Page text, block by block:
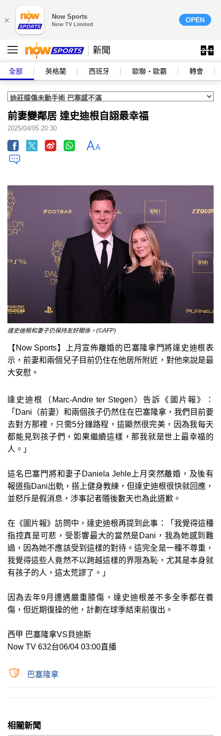
× Now Sports
Now TV Limited
OPEN
新聞
全部 英格蘭 西班牙 歐聯‧歐霸 轉會
前妻變鄰居 達史迪根自詡最幸福
2025/04/05 20:30
達史迪根和妻子仍保持友好關係。(©AFP)
【Now Sports】上月宣佈離婚的巴塞隆拿門將達史迪根表
示，前妻和兩個兒子目前仍住在他居所附近，對他來說是最
大安慰。
達史迪根（Marc-Andre ter Stegen）告訴《圖片報》：
「Dani（前妻）和兩個孩子仍然住在巴塞隆拿，我們目前要
去對方那裡，只需5分鐘路程，這顯然很完美，因為我每天
都能見到孩子們，如果繼續這樣，那我就是世上最幸福的
人。」
這名巴塞門將和妻子Daniela Jehle上月突然離婚，及後有
報道指Dani出軌，搭上健身教練，但達史迪根很快就回應，
並怒斥是假消息，涉事記者隨後數天也為此道歉。
在《圖片報》訪問中，達史迪根再提到此事：「我覺得這種
指控真是可悲，受影響最大的當然是Dani，我為她感到難
過，因為她不應該受到這樣的對待。這完全是一種不尊重，
我覺得這些人竟然不以跨越這樣的界限為恥，尤其是本身就
有孩子的人，這太荒謬了。」
因為去年9月遭遇嚴重膝傷，達史迪根差不多全季都在養
傷，但近期復操的他，計劃在球季結束前復出。
西甲 巴塞隆拿VS貝迪斯
Now TV 632台06/04 03:00直播
巴塞隆拿
相關新聞